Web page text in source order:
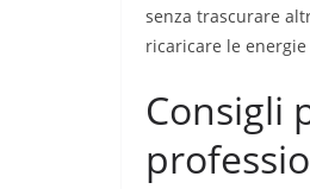
senza trascurare
ricaricare le energie
Consigli